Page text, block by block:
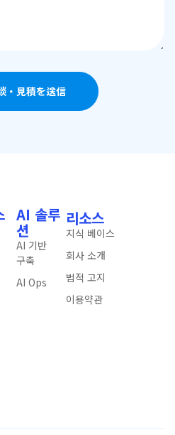
AI 솔루
션
AI 기반
구축
AI Ops
리소스
지식 베이스
회사 소개
법적 고지
이용약관